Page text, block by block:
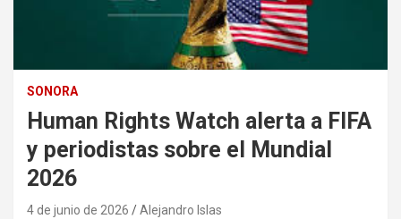
SONORA
Human Rights Watch alerta a FIFA
y periodistas sobre el Mundial
2026
4 de junio de 2026 Alejandro Islas